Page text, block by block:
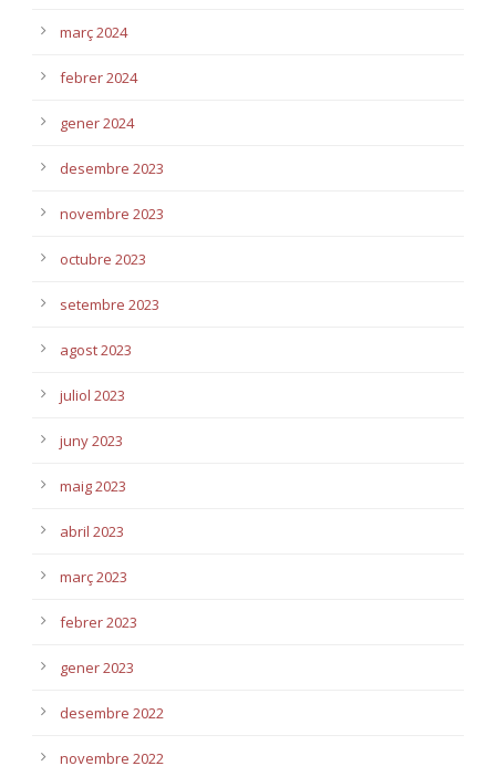
març 2024
febrer 2024
gener 2024
desembre 2023
novembre 2023
octubre 2023
setembre 2023
agost 2023
juliol 2023
juny 2023
maig 2023
abril 2023
març 2023
febrer 2023
gener 2023
desembre 2022
novembre 2022